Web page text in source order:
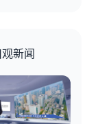
观新闻